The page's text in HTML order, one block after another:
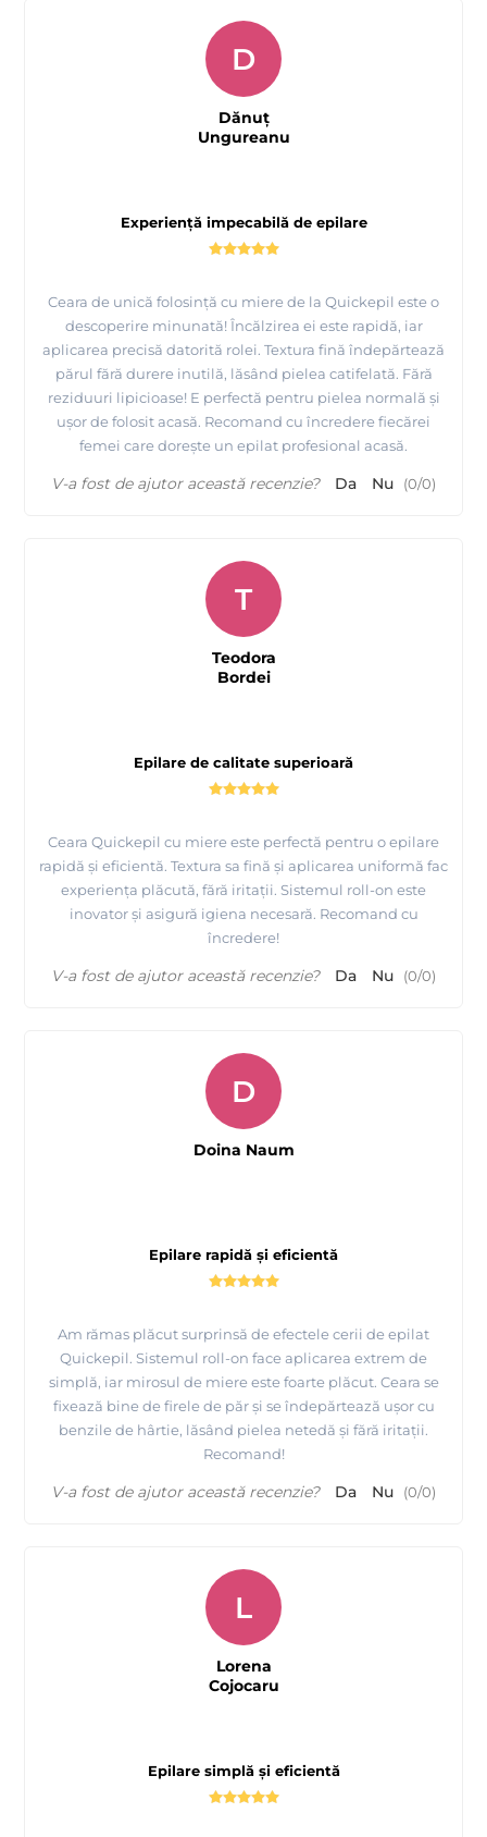
Experiență impecabilă de epilare
Ceara de unică folosință cu miere de la Quickepil este o
descoperire minunată! Încălzirea ei este rapidă, iar
aplicarea precisă datorită rolei. Textura fină îndepărtează
părul fără durere inutilă, lăsând pielea catifelată. Fără
reziduuri lipicioase! E perfectă pentru pielea normală și
ușor de folosit acasă. Recomand cu încredere fiecărei
femei care dorește un epilat profesional acasă.
D
Dănuț
Ungureanu
V-a fost de ajutor această recenzie? Da Nu (0/0)
Epilare de calitate superioară
Ceara Quickepil cu miere este perfectă pentru o epilare
rapidă și eficientă. Textura sa fină și aplicarea uniformă fac
experiența plăcută, fără iritații. Sistemul roll-on este
inovator și asigură igiena necesară. Recomand cu
încredere!
T
Teodora
Bordei
V-a fost de ajutor această recenzie? Da Nu (0/0)
Epilare rapidă și eficientă
Am rămas plăcut surprinsă de efectele cerii de epilat
Quickepil. Sistemul roll-on face aplicarea extrem de
simplă, iar mirosul de miere este foarte plăcut. Ceara se
fixează bine de firele de păr și se îndepărtează ușor cu
benzile de hârtie, lăsând pielea netedă și fără iritații.
Recomand!
D
Doina Naum
V-a fost de ajutor această recenzie? Da Nu (0/0)
Epilare simplă și eficientă
L
Lorena
Cojocaru